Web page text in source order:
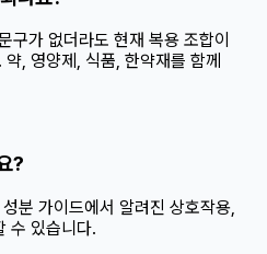
구가 없더라도 현재 복용 조합이
, 영양제, 식품, 한약재를 함께
?
분 가이드에서 알려진 상호작용,
수 있습니다.